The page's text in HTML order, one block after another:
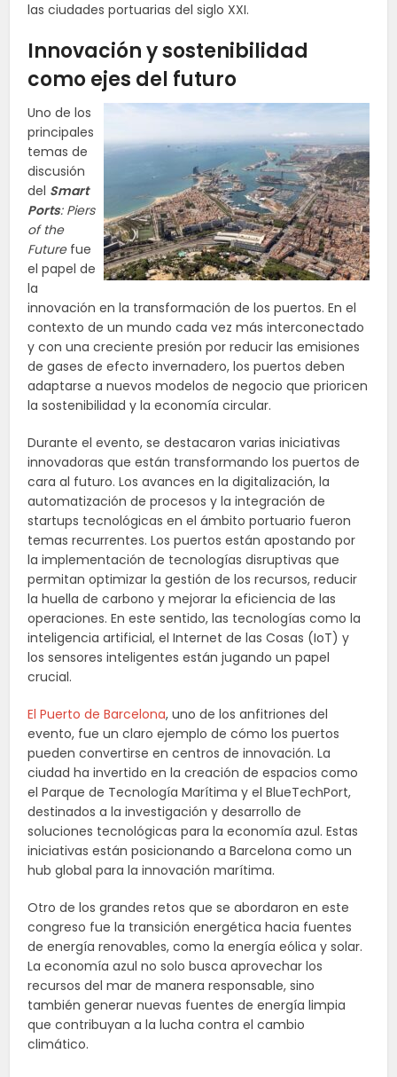
las ciudades portuarias del siglo XXI.
Innovación y sostenibilidad
como ejes del futuro
Uno de los
principales
temas de
discusión
del Smart
Ports: Piers
of the
Futurefue
el papel de
la
innovación en la transformación de los puertos. En el
contexto de un mundo cada vez más interconectado
y con una creciente presión por reducir las emisiones
de gases de efecto invernadero, los puertos deben
adaptarse a nuevos modelos de negocio que prioricen
la sostenibilidad y la economía circular.
Durante el evento, se destacaron varias iniciativas
innovadoras que están transformando los puertos de
cara al futuro. Los avances en la digitalización, la
automatización de procesos y la integración de
startups tecnológicas en el ámbito portuario fueron
temas recurrentes. Los puertos están apostando por
la implementación de tecnologías disruptivas que
permitan optimizar la gestión de los recursos, reducir
la huella de carbono y mejorar la eficiencia de las
operaciones. En este sentido, las tecnologías como la
inteligencia artificial, el Internet de las Cosas (IoT) y
los sensores inteligentes están jugando un papel
crucial.
El Puerto de Barcelona, uno de los anfitriones del
evento, fue un claro ejemplo de cómo los puertos
pueden convertirse en centros de innovación. La
ciudad ha invertido en la creación de espacios como
el Parque de Tecnología Marítima y el BlueTechPort,
destinados a la investigación y desarrollo de
soluciones tecnológicas para la economía azul. Estas
iniciativas están posicionando a Barcelona como un
hub global para la innovación marítima.
Otro de los grandes retos que se abordaron en este
congreso fue la transición energética hacia fuentes
de energía renovables, como la energía eólica y solar.
La economía azul no solo busca aprovechar los
recursos del mar de manera responsable, sino
también generar nuevas fuentes de energía limpia
que contribuyan a la lucha contra el cambio
climático.